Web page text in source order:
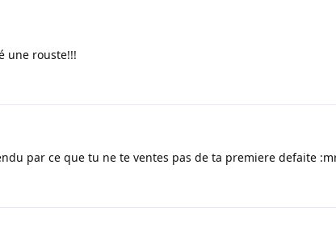
une rouste!!!
par ce que tu ne te ventes pas de ta premiere defaite